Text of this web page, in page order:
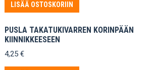
LISÄÄ OSTOSKORIIN
PUSLA TAKATUKIVARREN KORINPÄÄN
KIINNIKKEESEEN
4,25 €